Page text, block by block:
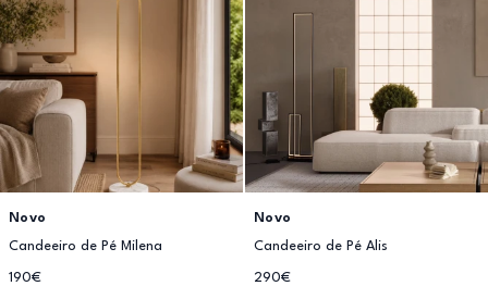
Novo
Candeeiro de Pé Milena
190€
Novo
Candeeiro de Pé Alis
290€